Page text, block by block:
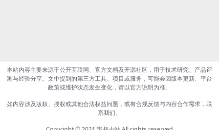
本站内容主要来源于公开互联网、官方文档及开源社区，用于技术研究、产品评
测与经验分享。文中提到的第三方工具、项目或服务，可能会因版本更新、平台
政策或维护状态发生变化，请以官方说明为准。
如内容涉及版权、授权或其他合法权益问题，或有合规反馈与内容合作需求，联
系我们。